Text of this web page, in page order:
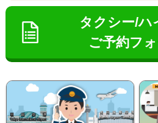
タクシー/ハ
ご予約フ